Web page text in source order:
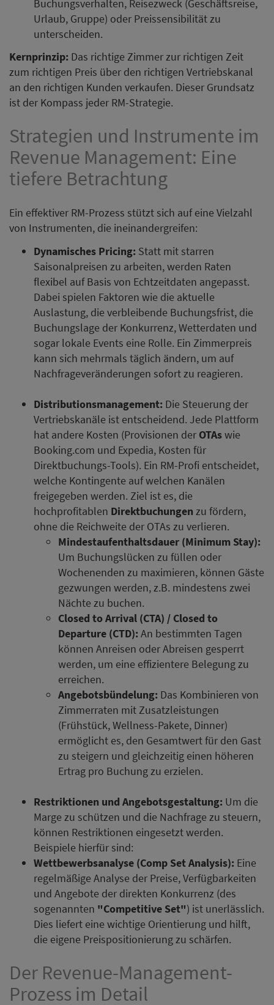
Buchungsverhalten, Reisezweck (Geschäftsreise,
Urlaub, Gruppe) oder Preissensibilität zu
unterscheiden.
Kernprinzip: Das richtige Zimmer zur richtigen Zeit
zum richtigen Preis über den richtigen Vertriebskanal
an den richtigen Kunden verkaufen. Dieser Grundsatz
ist der Kompass jeder RM-Strategie.
Strategien und Instrumente im
Revenue Management: Eine
tiefere Betrachtung
Ein effektiver RM-Prozess stützt sich auf eine Vielzahl
von Instrumenten, die ineinandergreifen:
Dynamisches Pricing: Statt mit starren
Saisonalpreisen zu arbeiten, werden Raten
flexibel auf Basis von Echtzeitdaten angepasst.
Dabei spielen Faktoren wie die aktuelle
Auslastung, die verbleibende Buchungsfrist, die
Buchungslage der Konkurrenz, Wetterdaten und
sogar lokale Events eine Rolle. Ein Zimmerpreis
kann sich mehrmals täglich ändern, um auf
Nachfrageveränderungen sofort zu reagieren.
Distributionsmanagement: Die Steuerung der
Vertriebskanäle ist entscheidend. Jede Plattform
hat andere Kosten (Provisionen der OTAswie
Booking.com und Expedia, Kosten für
Direktbuchungs-Tools). Ein RM-Profi entscheidet,
welche Kontingente auf welchen Kanälen
freigegeben werden. Ziel ist es, die
hochprofitablen Direktbuchungen zu fördern,
ohne die Reichweite der OTAs zu verlieren.
Mindestaufenthaltsdauer (Minimum Stay):
Um Buchungslücken zu füllen oder
Wochenenden zu maximieren, können Gäste
gezwungen werden, z.B. mindestens zwei
Nächte zu buchen.
Closed to Arrival (CTA) / Closed to
Departure (CTD):An bestimmten Tagen
können Anreisen oder Abreisen gesperrt
werden, um eine effizientere Belegung zu
erreichen.
Angebotsbündelung: Das Kombinieren von
Zimmerraten mit Zusatzleistungen
(Frühstück, Wellness-Pakete, Dinner)
ermöglicht es, den Gesamtwert für den Gast
zu steigern und gleichzeitig einen höheren
Ertrag pro Buchung zu erzielen.
Restriktionen und Angebotsgestaltung: Um die
Marge zu schützen und die Nachfrage zu steuern,
können Restriktionen eingesetzt werden.
Beispiele hierfür sind:
Wettbewerbsanalyse (Comp Set Analysis): Eine
regelmäßige Analyse der Preise, Verfügbarkeiten
und Angebote der direkten Konkurrenz (des
sogenannten "Competitive Set") ist unerlässlich.
Dies liefert eine wichtige Orientierung und hilft,
die eigene Preispositionierung zu schärfen.
Der Revenue-Management-
Prozess im Detail